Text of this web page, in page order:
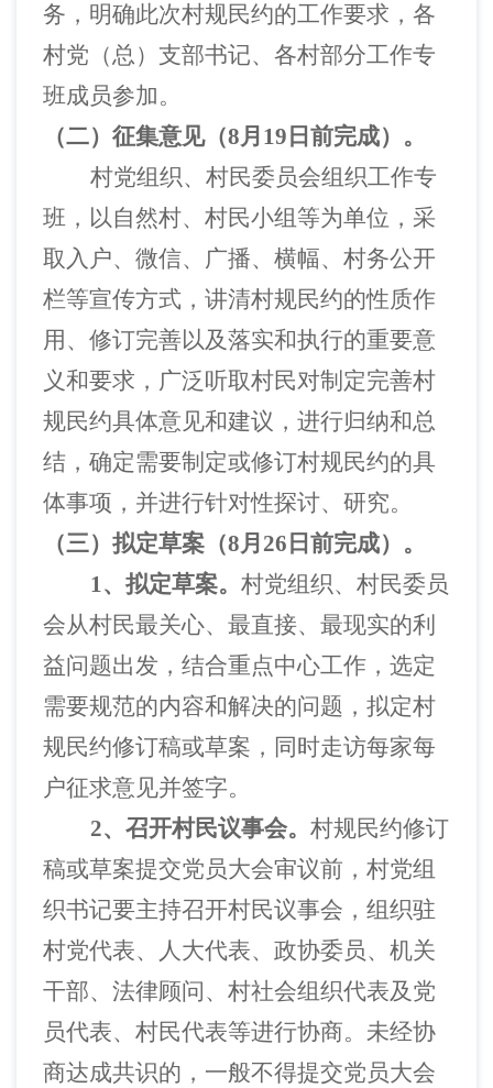
务，明确此次村规民约的工作要求，各
村党（总）支部书记、各村部分工作专
班成员参加。
（二）征集意见（8月19日前完成）。
村党组织、村民委员会组织工作专
班，以自然村、村民小组等为单位，采
取入户、微信、广播、横幅、村务公开
栏等宣传方式，讲清村规民约的性质作
用、修订完善以及落实和执行的重要意
义和要求，广泛听取村民对制定完善村
规民约具体意见和建议，进行归纳和总
结，确定需要制定或修订村规民约的具
体事项，并进行针对性探讨、研究。
（三）拟定草案（8月26日前完成）。
1、拟定草案。 村党组织、村民委员
会从村民最关心、最直接、最现实的利
益问题出发，结合重点中心工作，选定
需要规范的内容和解决的问题，拟定村
规民约修订稿或草案，同时走访每家每
户征求意见并签字。
2、召开村民议事会。 村规民约修订
稿或草案提交党员大会审议前，村党组
织书记要主持召开村民议事会，组织驻
村党代表、人大代表、政协委员、机关
干部、法律顾问、村社会组织代表及党
员代表、村民代表等进行协商。未经协
商达成共识的，一般不得提交党员大会